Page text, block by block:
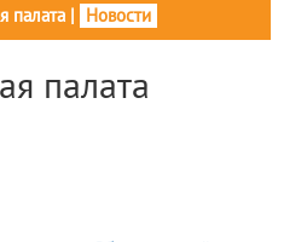
палата | Новости
палата